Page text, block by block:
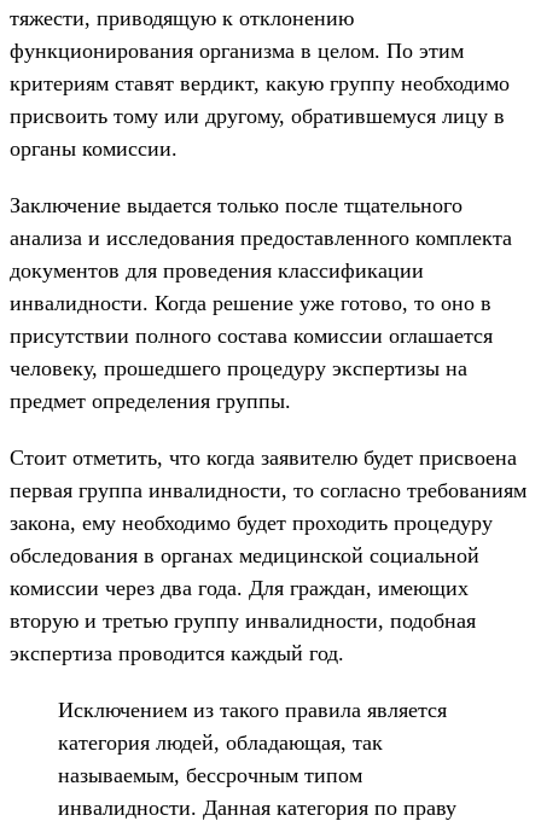
тяжести, приводящую к отклонению
функционирования организма в целом. По этим
критериям ставят вердикт, какую группу необходимо
присвоить тому или другому, обратившемуся лицу в
органы комиссии.
Заключение выдается только после тщательного
анализа и исследования предоставленного комплекта
документов для проведения классификации
инвалидности. Когда решение уже готово, то оно в
присутствии полного состава комиссии оглашается
человеку, прошедшего процедуру экспертизы на
предмет определения группы.
Стоит отметить, что когда заявителю будет присвоена
первая группа инвалидности, то согласно требованиям
закона, ему необходимо будет проходить процедуру
обследования в органах медицинской социальной
комиссии через два года. Для граждан, имеющих
вторую и третью группу инвалидности, подобная
экспертиза проводится каждый год.
Исключением из такого правила является
категория людей, обладающая, так
называемым, бессрочным типом
инвалидности. Данная категория по праву